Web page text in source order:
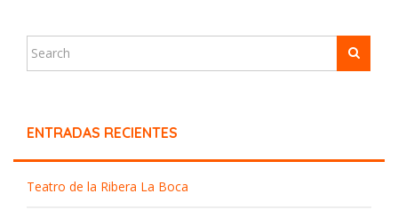
ENTRADAS RECIENTES
Teatro de la Ribera La Boca